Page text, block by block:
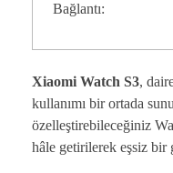
Bağlantı:
Xiaomi Watch S3,
kullanımı bir ortada
özelleştirebileceğiniz
hâle getirilerek eşsiz bir